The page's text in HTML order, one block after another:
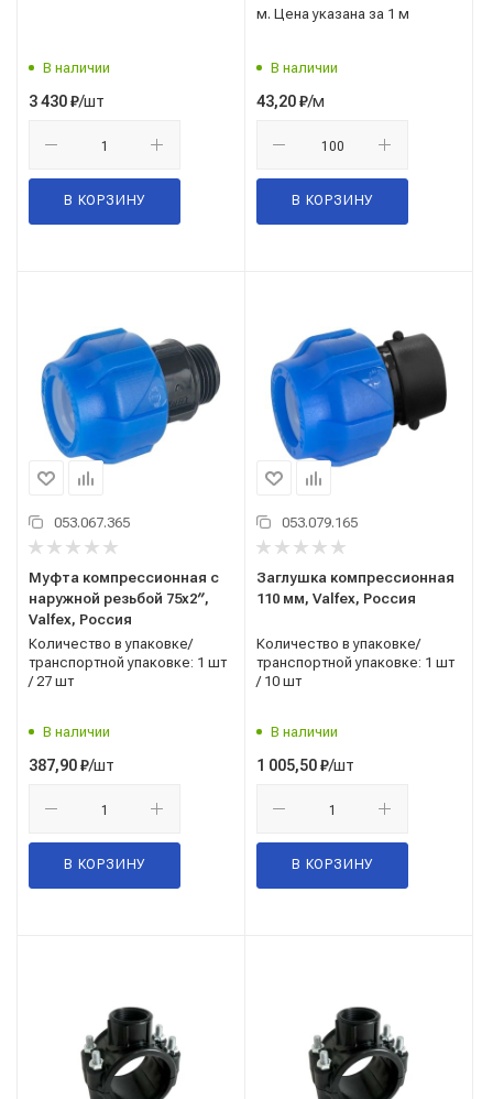
В наличии
3 430₽/шт
В КОРЗИНУ
м. Цена указана за 1 м
В наличии
43,20₽/м
В КОРЗИНУ
053.067.365
Муфта компрессионная с
наружной резьбой 75x2′′,
Valfex, Россия
Количество в упаковке/
транспортной упаковке: 1 шт
/ 27 шт
В наличии
387,90₽/шт
В КОРЗИНУ
053.079.165
Заглушка компрессионная
110 мм, Valfex, Россия
Количество в упаковке/
транспортной упаковке: 1 шт
/ 10 шт
В наличии
1 005,50₽/шт
В КОРЗИНУ